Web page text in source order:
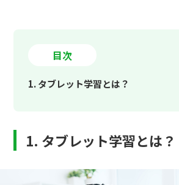
目次
1. タブレット学習とは？
2-1. 動画・音声で理解しやすい
2-3. 学習の進み具合を可視化できる
1. タブレット学習とは？